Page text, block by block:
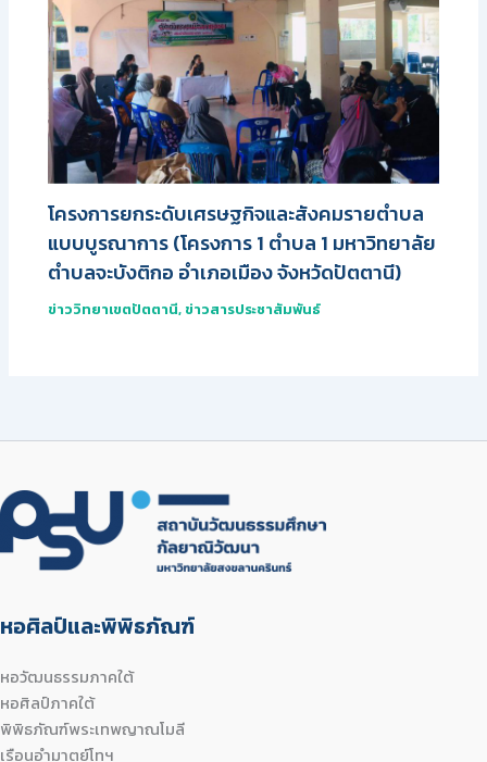
โครงการยกระดับเศรษฐกิจและสังคมรายตำบล
แบบบูรณาการ (โครงการ 1 ตำบล 1 มหาวิทยาลัย
ตำบลจะบังติกอ อำเภอเมือง จังหวัดปัตตานี)
ข่าววิทยาเขตปัตตานี, ข่าวสารประชาสัมพันธ์
หอศิลป์และพิพิธภัณฑ์
หอวัฒนธรรมภาคใต้
หอศิลป์ภาคใต้
พิพิธภัณฑ์พระเทพญาณโมลี
เรือนอำมาตย์โทฯ